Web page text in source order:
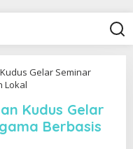
Gelar Seminar
Lokal
Kudus Gelar
Berbasis